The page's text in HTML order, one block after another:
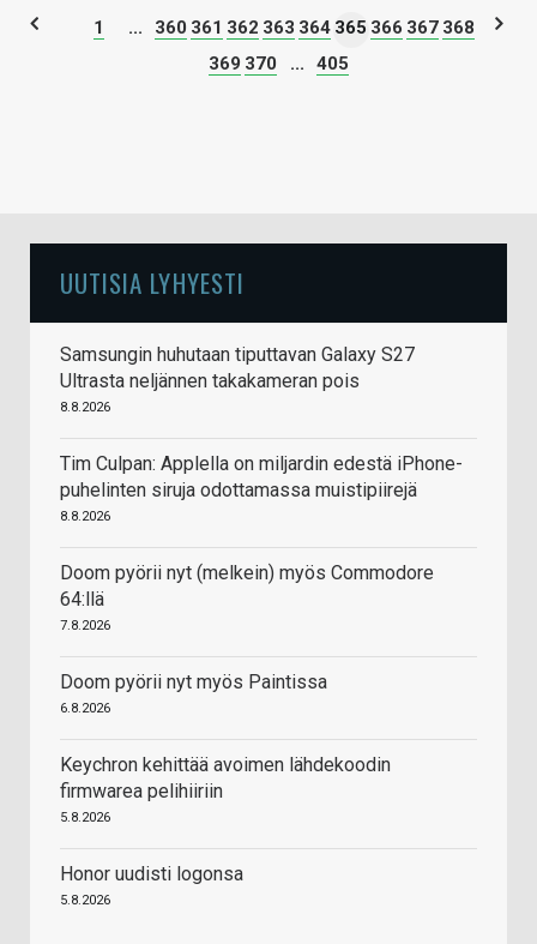
1 ... 360 361 362 363 364 365 366 367 368
369 370 ... 405
UUTISIA LYHYESTI
Samsungin huhutaan tiputtavan Galaxy S27
Ultrasta neljännen takakameran pois
8.8.2026
Tim Culpan: Applella on miljardin edestä iPhone-
puhelinten siruja odottamassa muistipiirejä
8.8.2026
Doom pyörii nyt (melkein) myös Commodore
64:llä
7.8.2026
Doom pyörii nyt myös Paintissa
6.8.2026
Keychron kehittää avoimen lähdekoodin
firmwarea pelihiiriin
5.8.2026
Honor uudisti logonsa
5.8.2026